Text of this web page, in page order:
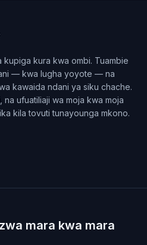
kura kwa ombi. Tuambie
— kwa lugha yoyote — na
kawaida ndani ya siku chache.
ufuatiliaji wa moja kwa moja
kila tovuti tunayounga mkono.
mara kwa mara